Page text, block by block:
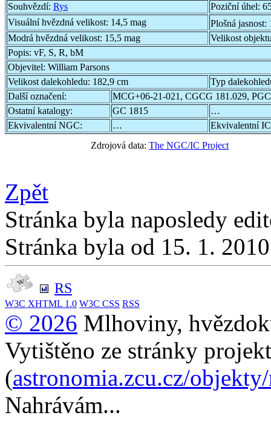
Souhvězdí: Rys Poziční úhel:
Visuální hvězdná velikost: 14,5 mag Plošná jasnost:
Modrá hvězdná velikost: 15,5 mag
Velikost
Popis: vF, S, R, bM
Objevitel: William Parsons
Velikost dalekohledu: 182,9 cm
Typ
Další označení:
MCG+06-21-021, CGCG 181.029,
Ostatní katalogy:
GC 1815
…
Ekvivalentní NGC:
…
Ekvivalentní
Zdrojová data: The NGC/IC Project
Zpět
Stránka byla naposledy
Stránka byla od 15. 1.
RS
W3C XHTML 1.0 W3C CSS RSS
© 2026 Mlhoviny,
Vytištěno ze stránky
(astronomia.zcu.cz/
Nahrávám...